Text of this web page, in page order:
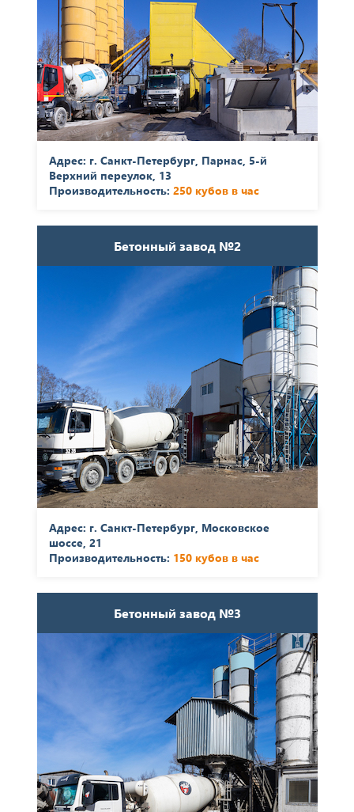
Адрес: г. Санкт-Петербург, Парнас, 5-й
Верхний переулок, 13
Производительность: 250 кубов в час
Бетонный завод №2
Адрес: г. Санкт-Петербург, Московское
шоссе, 21
Производительность: 150 кубов в час
Бетонный завод №3